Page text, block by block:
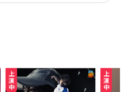
上演中 上演中